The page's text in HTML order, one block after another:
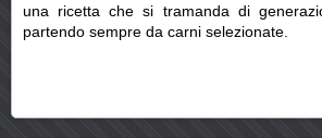
una ricetta che si tramanda di
partendo sempre da carni selezionate.